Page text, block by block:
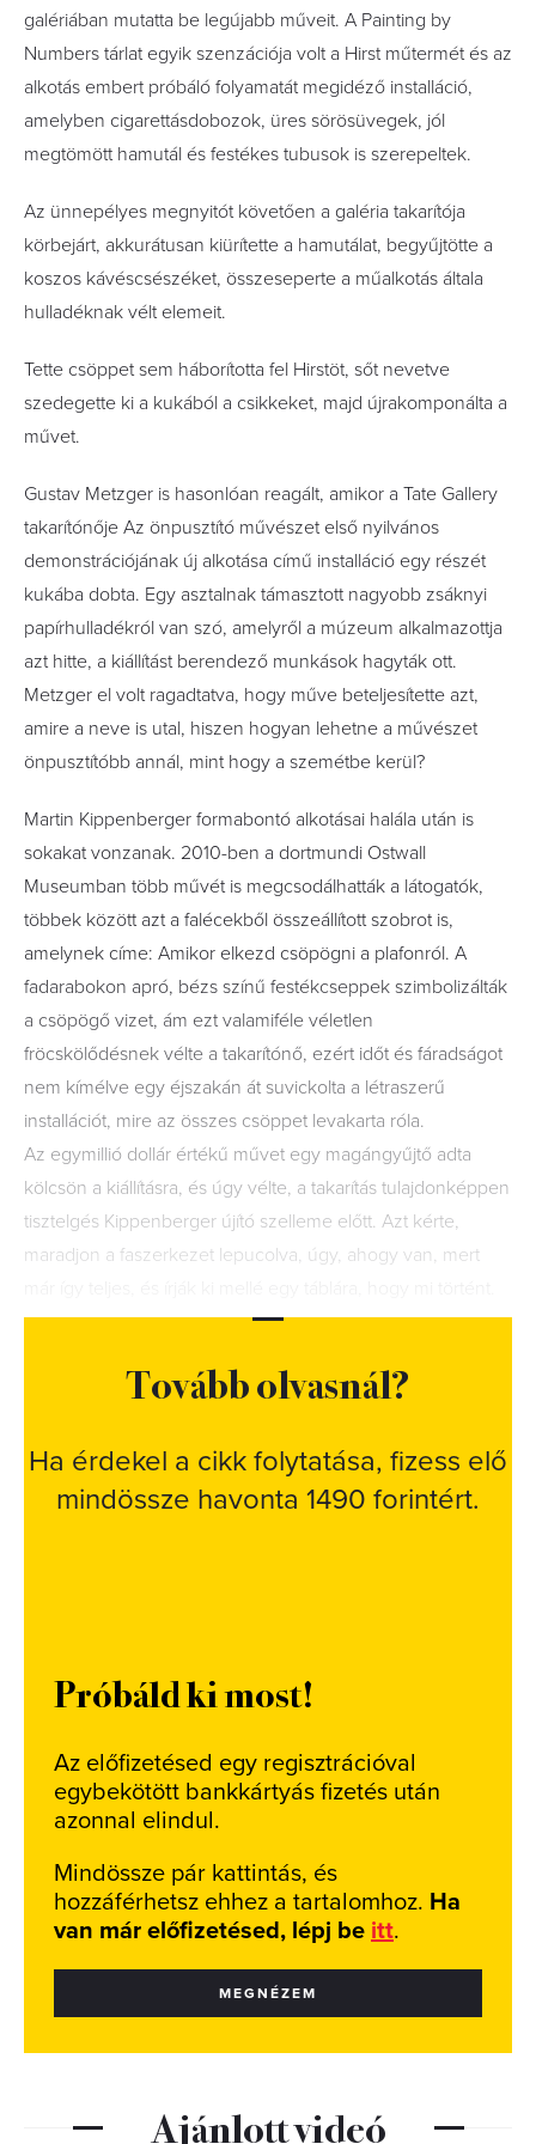
galériában mutatta be legújabb műveit. A Painting by
Numbers tárlat egyik szenzációja volt a Hirst műtermét és az
alkotás embert próbáló folyamatát megidéző installáció,
amelyben cigarettásdobozok, üres sörösüvegek, jól
megtömött hamutál és festékes ­tubusok is szerepeltek.
Az ünnepélyes megnyitót követően a galéria takarítója
körbejárt, akkurátusan kiürítette a hamutálat, begyűjtötte a
koszos kávéscsészéket, összeseperte a műalkotás általa
hulladéknak vélt elemeit.
Tette csöppet sem háborította fel Hirstöt, sőt nevetve
szedegette ki a kukából a csikkeket, majd újrakomponálta a
művet.
Gustav Metzger is hasonlóan reagált, amikor a Tate Gallery
takarítónője Az önpusztító művészet első nyilvános
demonstrációjának új alkotása című installáció egy részét
kukába dobta. Egy asztalnak támasztott nagyobb zsáknyi
papírhulladékról van szó, amelyről a múzeum alkalmazottja
azt hitte, a kiállítást berendező munkások hagyták ott.
Metzger el volt ragadtatva, hogy műve beteljesítette azt,
amire a neve is utal, hiszen hogyan lehetne a művészet
önpusztítóbb annál, mint hogy a szemétbe kerül?
Martin Kippenberger formabontó alkotásai halála után is
sokakat vonzanak. 2010-ben a dortmundi Ostwall
Museumban több művét is megcsodálhatták a látogatók,
többek között azt a falécekből összeállított szobrot is,
amelynek címe: Amikor elkezd csöpögni a plafonról. A
fadarabokon apró, bézs színű festékcseppek szimbolizálták
a csöpögő vizet, ám ezt valamiféle véletlen
fröcskölődésnek vélte a takarítónő, ezért időt és fáradságot
nem kímélve egy éjszakán át suvickolta a létraszerű
installációt, mire az összes csöppet levakarta róla.
Az egymillió dollár értékű művet egy magángyűjtő adta
kölcsön a kiállításra, és úgy vélte, a takarítás tulajdonképpen
tisztelgés Kippenberger újító szelleme előtt. Azt kérte,
maradjon a faszerkezet lepucolva, úgy, ahogy van, mert
Tovább olvasnál?
Ha érdekel a cikk folytatása, fizess elő
mindössze havonta 1490 forintért.
Próbáld ki most!
Az előfizetésed egy regisztrációval
egybekötött bankkártyás fizetés után
azonnal elindul.
Mindössze pár kattintás, és
hozzáférhetsz ehhez a tartalomhoz. Ha
van már előfizetésed, lépj be itt.
MEGNÉZEM
Ajánlott videó